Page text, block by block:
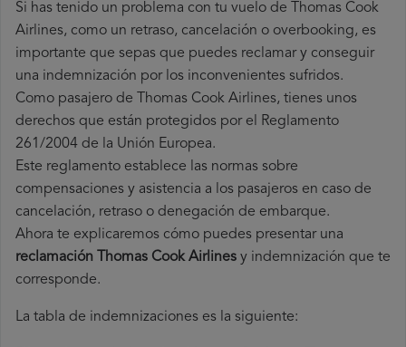
Si has tenido un problema con tu vuelo de Thomas Cook
Airlines, como un retraso, cancelación o overbooking, es
importante que sepas que puedes reclamar y conseguir
una indemnización por los inconvenientes sufridos.
Como pasajero de Thomas Cook Airlines, tienes unos
derechos que están protegidos por el Reglamento
261/2004 de la Unión Europea.
Este reglamento establece las normas sobre
compensaciones y asistencia a los pasajeros en caso de
cancelación, retraso o denegación de embarque.
Ahora te explicaremos cómo puedes presentar una
reclamación Thomas Cook Airlines y indemnización que te
corresponde.
La tabla de indemnizaciones es la siguiente: